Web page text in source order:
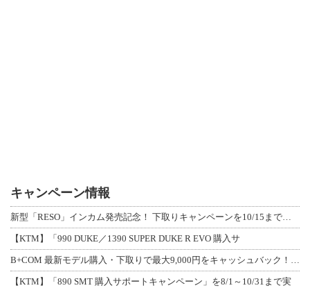
キャンペーン情報
新型「RESO」インカム発売記念！ 下取りキャンペーンを10/15まで延長して開
【KTM】「990 DUKE／1390 SUPER DUKE R EVO 購入サ
B+COM 最新モデル購入・下取りで最大9,000円をキャッシュバック！「B+F
【KTM】「890 SMT 購入サポートキャンペーン」を8/1～10/31まで実